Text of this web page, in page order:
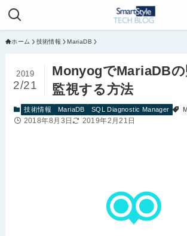
ホーム 技術情報 MariaDB
MonyogでMariaDB
監視する方法
2019
2/21
技術情報 MariaDB SQL Diagnostic Manager
2018年8月3日 2019年2月21日